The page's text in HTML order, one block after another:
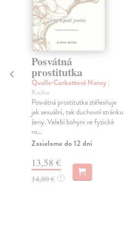
Posvátná
prostitutka
Qualls-Corbettová Nancy|
Kniha
Posvátná prostitutka ztělesňuje
jak sexuální, tak duchovní stránku
ženy. Velebí bohyni ve fyzické
ro...
Zasielame do 12 dní
13,58 €
14,00 € ?